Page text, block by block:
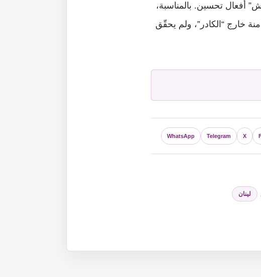
أفعال تحسين. بالمناسبة،
خارج “الكادر”، ولم يحقّق
X
Telegram
WhatsApp
لينان